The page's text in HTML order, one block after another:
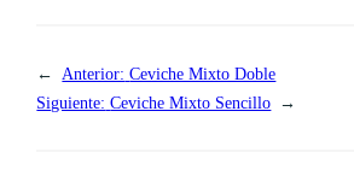
← Anterior: Ceviche Mixto Doble
Siguiente: Ceviche Mixto Sencillo →